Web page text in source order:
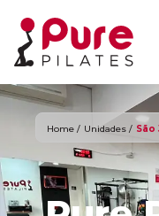
Home / Unidades / São